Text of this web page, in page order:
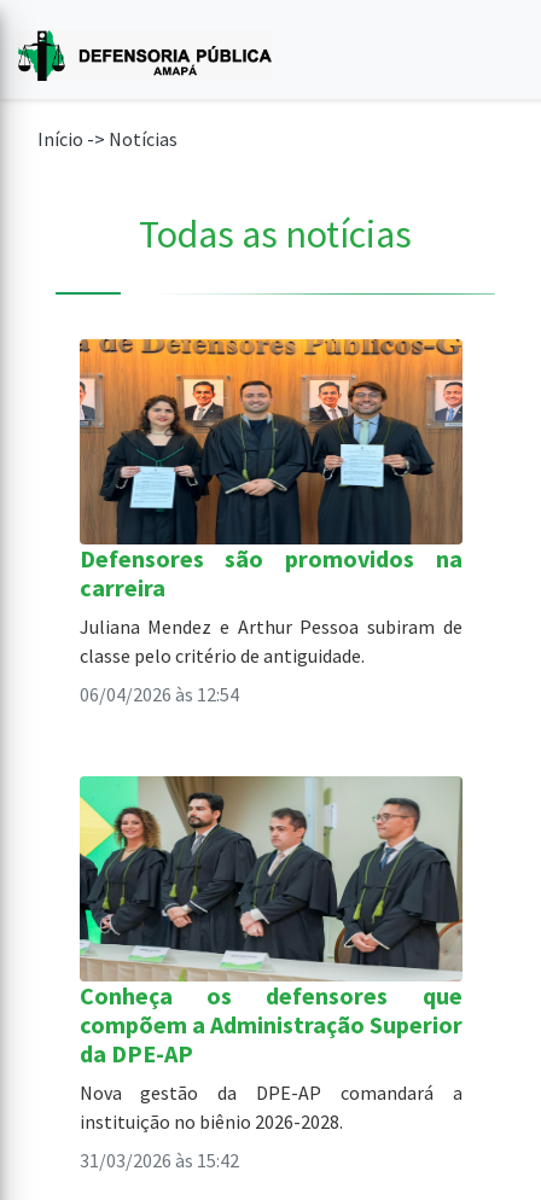
Início -> Notícias
Todas as notícias
Defensores são promovidos na
carreira
Juliana Mendez e Arthur Pessoa subiram de
classe pelo critério de antiguidade.
06/04/2026 às 12:54
Conheça os defensores que
compõem a Administração Superior
da DPE-AP
Nova gestão da DPE-AP comandará a
instituição no biênio 2026-2028.
31/03/2026 às 15:42